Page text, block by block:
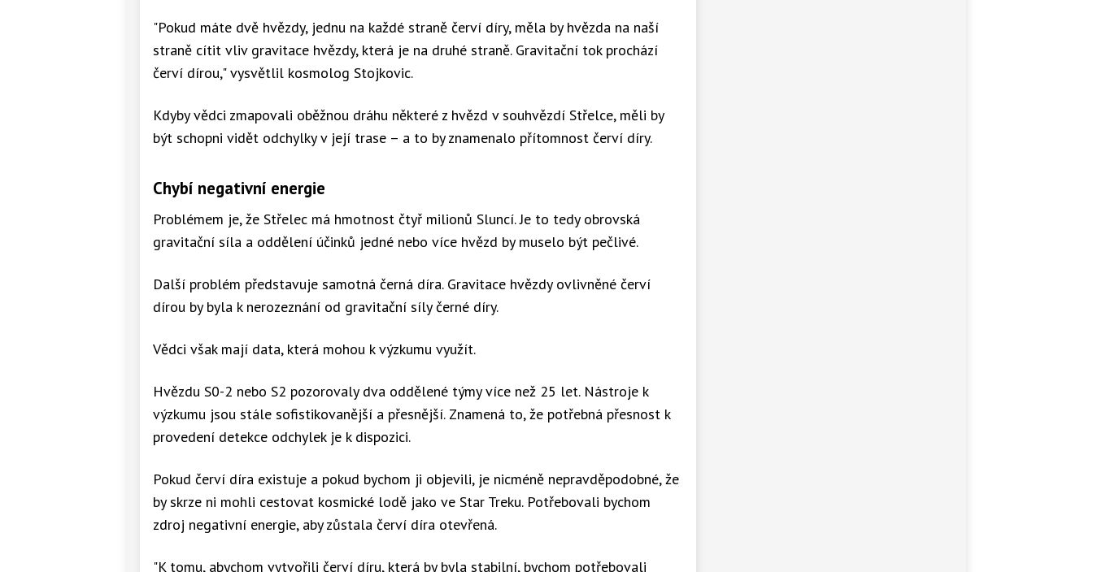
"Pokud máte dvě hvězdy, jednu na každé straně červí díry, měla by hvězda na naší
straně cítit vliv gravitace hvězdy, která je na druhé straně. Gravitační tok prochází
červí dírou," vysvětlil kosmolog Stojkovic.
Kdyby vědci zmapovali oběžnou dráhu některé z hvězd v souhvězdí Střelce, měli by
být schopni vidět odchylky v její trase – a to by znamenalo přítomnost červí díry.
Chybí negativní energie
Problémem je, že Střelec má hmotnost čtyř milionů Sluncí. Je to tedy obrovská
gravitační síla a oddělení účinků jedné nebo více hvězd by muselo být pečlivé.
Další problém představuje samotná černá díra. Gravitace hvězdy ovlivněné červí
dírou by byla k nerozeznání od gravitační síly černé díry.
Vědci však mají data, která mohou k výzkumu využít.
Hvězdu S0-2 nebo S2 pozorovaly dva oddělené týmy více než 25 let. Nástroje k
výzkumu jsou stále sofistikovanější a přesnější. Znamená to, že potřebná přesnost k
provedení detekce odchylek je k dispozici.
Pokud červí díra existuje a pokud bychom ji objevili, je nicméně nepravděpodobné, že
by skrze ni mohli cestovat kosmické lodě jako ve Star Treku. Potřebovali bychom
zdroj negativní energie, aby zůstala červí díra otevřená.
"K tomu, abychom vytvořili červí díru, která by byla stabilní, bychom potřebovali